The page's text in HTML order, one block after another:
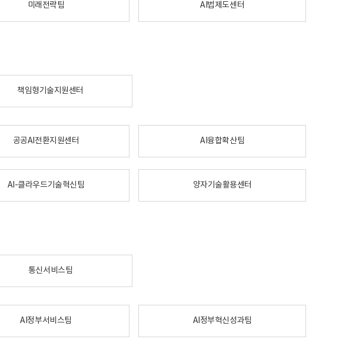
미래전략팀 AI법제도센터
책임형기술지원센터
공공AI전환지원센터 AI융합확산팀
AI-클라우드기술혁신팀 양자기술활용센터
통신서비스팀
AI정부서비스팀 AI정부혁신성과팀